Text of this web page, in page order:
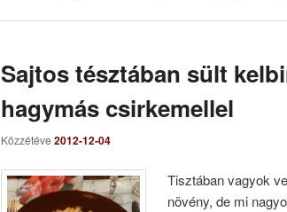
Sajtos tésztában sült
hagymás csirkemellel
Közzétéve 2012-12-04
Tisztában vagyok
növény, de mi